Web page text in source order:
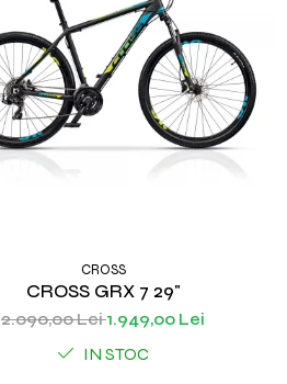
CROSS
CROSS GRX 7 29"
2.090,00 Lei1.949,00 Lei
IN STOC